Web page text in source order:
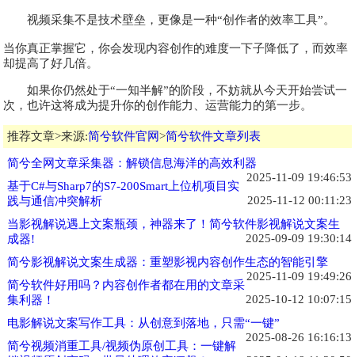
视频采集不是技术壁垒，更像是一种“创作者的效率工具”。
当你真正掌握它，你会发现内容创作的难度一下子降低了，而效率
却提高了好几倍。
如果你仍然处于“一知半解”的阶段，不妨就从今天开始尝试一
次，也许这将成为提升你的创作能力、运营能力的第一步。
推荐文章>来源:简兮软件官网>简兮软件文章列表
简兮全网文章采集器：解锁信息海洋的高效利器
2025-11-09 19:46:53
基于C#与Sharp7的S7-200Smart上位机项目实
践与通信冲突解析
2025-11-12 00:11:23
当影视解说遇上文案瓶颈，神器来了！简兮软件影视解说文案生
成器!
2025-09-09 19:30:14
简兮影视解说文案生成器：重塑影视内容创作生态的智能引擎
2025-11-09 19:49:26
简兮软件好用吗？内容创作者都在用的文章采
集利器！
2025-10-12 10:07:15
电影解说文案写作工具：从创意到落地，只需“一键”
2025-08-26 16:16:13
简兮视频消重工具/视频伪原创工具：一键解